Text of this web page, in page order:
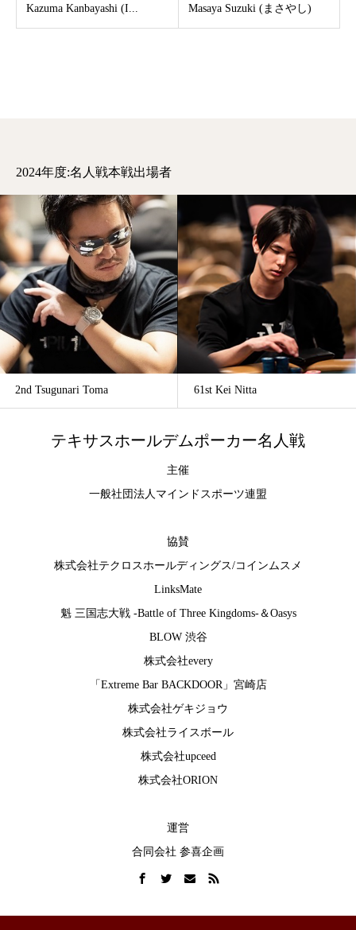
Kazuma Kanbayashi (I... Masaya Suzuki (まさやし)
2024年度:名人戦本戦出場者
2nd Tsugunari Toma 61st Kei Nitta
テキサスホールデムポーカー名人戦
主催
一般社団法人マインドスポーツ連盟
協賛
株式会社テクロスホールディングス/コインムスメ
LinksMate
魁 三国志大戦 -Battle of Three Kingdoms-＆Oasys
BLOW 渋谷
株式会社every
「Extreme Bar BACKDOOR」宮崎店
株式会社ゲキジョウ
株式会社ライスボール
株式会社upceed
株式会社ORION
運営
合同会社 参喜企画